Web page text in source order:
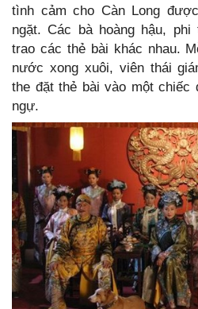
tình cảm cho Càn Long
ngặt. Các bà hoàng hậu,
trao các thẻ bài khác nhau.
nước xong xuôi, viên thái
the đặt thẻ bài vào một chiếc
ngự.